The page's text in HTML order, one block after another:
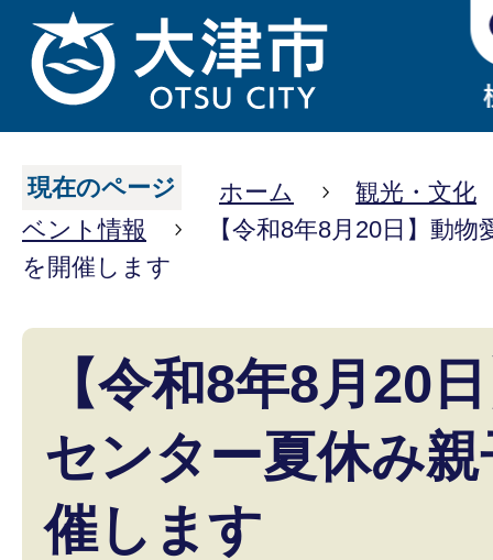
現在のページ ホーム
観光・文化
ベント情報
【令和8年8月20日】動
を開催します
【令和8年8月20
センター夏休み
催します